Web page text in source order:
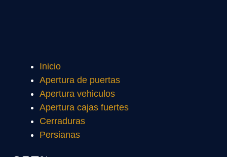
Inicio
Apertura de puertas
Apertura vehiculos
Apertura cajas fuertes
Cerraduras
Persianas